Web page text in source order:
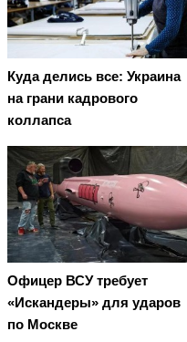
Куда делись все: Украина
на грани кадрового
коллапса
Офицер ВСУ требует
«Искандеры» для ударов
по Москве